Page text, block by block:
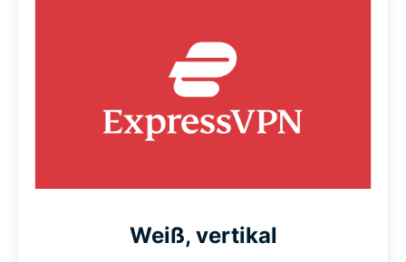
Weiß, vertikal